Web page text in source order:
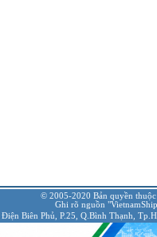
© 2005-2020 Bản quyền
Ghi rõ nguồn
Điện Biên Phủ, P.25, Q.Bình Thạnh,